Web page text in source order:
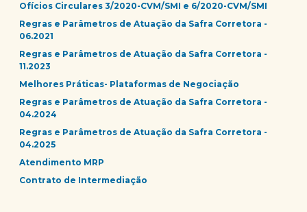
Ofícios Circulares 3/2020-CVM/SMI e 6/2020-CVM/SMI
Regras e Parâmetros de Atuação da Safra Corretora -
06.2021
Regras e Parâmetros de Atuação da Safra Corretora -
11.2023
Melhores Práticas- Plataformas de Negociação
Regras e Parâmetros de Atuação da Safra Corretora -
04.2024
Regras e Parâmetros de Atuação da Safra Corretora -
04.2025
Atendimento MRP
Contrato de Intermediação